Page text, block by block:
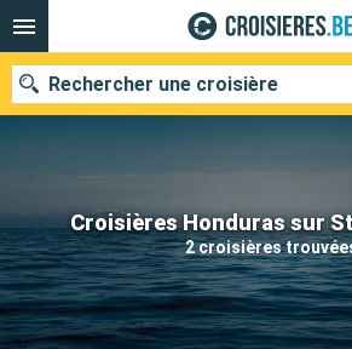
Croisières Honduras sur
2 croisières
Rechercher une croisière
Nos destinations
Mois de départ
Ports